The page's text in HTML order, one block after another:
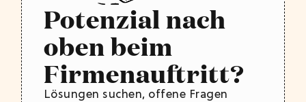
Potenzial nach
oben beim
Firmenauftritt?
Lösungen suchen, offene Fragen